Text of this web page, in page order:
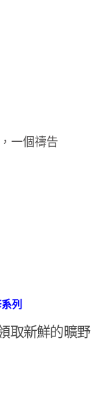
一個禱告
列
取新鮮的曠野